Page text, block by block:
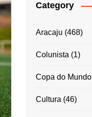
Category
Aracaju (468)
Colunista (1)
Copa do Mundo
Cultura (46)